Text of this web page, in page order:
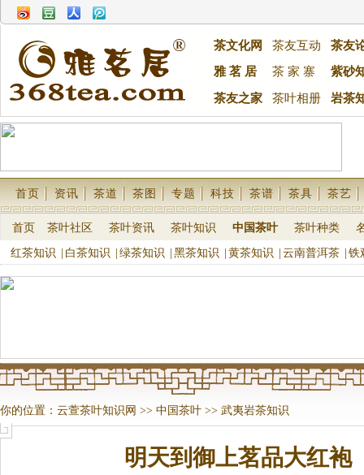
茶文化网 茶友互动
茶友
雅 茗 居
茶 家 寨 紫砂
茶友之家 茶叶相册 岩茶
首页 资讯 茶道 茶图 专题 科技 茶谱 茶具 茶艺
首页 茶叶社区 茶叶资讯 茶叶知识 中国茶叶 茶叶种类
红茶知识 白茶知识 绿茶知识 黑茶知识 黄茶知识 云南普洱茶 铁
你的位置： 云萱茶叶知识网 >> 中国茶叶 >> 武夷岩茶知识
明天到御上茗品大红袍